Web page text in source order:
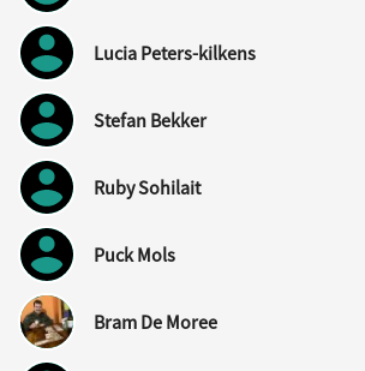
Lucia Peters-kilkens
Stefan Bekker
Ruby Sohilait
Puck Mols
Bram De Moree